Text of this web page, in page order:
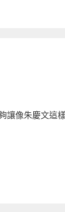
讓像朱慶文這